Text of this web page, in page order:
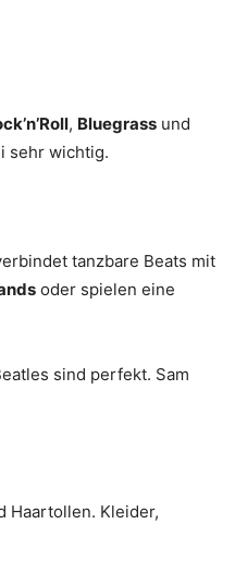
, Bluegrass und
sehr wichtig.
tanzbare Beats mit
oder spielen eine
sind perfekt. Sam
Haartollen. Kleider,